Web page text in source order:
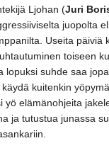
Ljohan (Juri
juopolta
Useita päiviä
toiseen
lopuksi suhde saa
kuitenkin
yö elämänohjeita
ja tutustua junassa